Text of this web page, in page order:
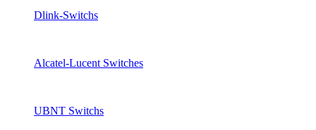
Dlink-Switchs
Alcatel-Lucent Switches
UBNT Switchs